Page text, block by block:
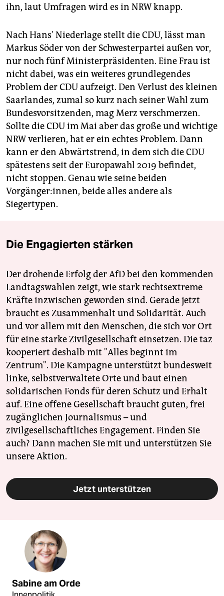
ihn, laut Umfragen wird es in NRW knapp.
Nach Hans' Niederlage stellt die CDU, lässt man
Markus Söder von der Schwesterpartei außen vor,
nur noch fünf Ministerpräsidenten. Eine Frau ist
nicht dabei, was ein weiteres grundlegendes
Problem der CDU aufzeigt. Den Verlust des kleinen
Saarlandes, zumal so kurz nach seiner Wahl zum
Bundesvorsitzenden, mag Merz verschmerzen.
Sollte die CDU im Mai aber das große und wichtige
NRW verlieren, hat er ein echtes Problem. Dann
kann er den Abwärtstrend, in dem sich die CDU
spätestens seit der Europawahl 2019 befindet,
nicht stoppen. Genau wie seine beiden
Vorgänger:innen, beide alles andere als
Siegertypen.
Die Engagierten stärken
Der drohende Erfolg der AfD bei den kommenden
Landtagswahlen zeigt, wie stark rechtsextreme
Kräfte inzwischen geworden sind. Gerade jetzt
braucht es Zusammenhalt und Solidarität. Auch
und vor allem mit den Menschen, die sich vor Ort
für eine starke Zivilgesellschaft einsetzen. Die taz
kooperiert deshalb mit "Alles beginnt im
Zentrum". Die Kampagne unterstützt bundesweit
linke, selbstverwaltete Orte und baut einen
solidarischen Fonds für deren Schutz und Erhalt
auf. Eine offene Gesellschaft braucht guten, frei
zugänglichen Journalismus – und
zivilgesellschaftliches Engagement. Finden Sie
auch? Dann machen Sie mit und unterstützen Sie
unsere Aktion.
Jetzt unterstützen
Sabine am Orde